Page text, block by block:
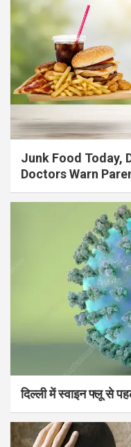
Junk Food Today,
Doctors Warn
दिल्ली में स्वाइन फ्लू से